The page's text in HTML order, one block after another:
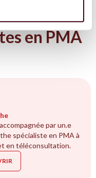
en PMA
par un.e
spécialiste en PMA à
en téléconsultation.